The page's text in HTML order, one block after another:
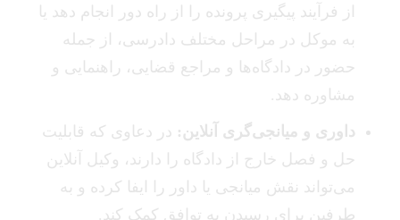
از فرآیند پیگیری پرونده را از راه دور انجام دهد یا
به موکل در مراحل مختلف دادرسی، از جمله
حضور در دادگاه‌ها و مراجع قضایی، راهنمایی و
مشاوره دهد.
داوری و میانجی‌گری آنلاین: در دعاوی که قابلیت
حل و فصل خارج از دادگاه را دارند، وکیل آنلاین
می‌تواند نقش میانجی یا داور را ایفا کرده و به
طرفین برای رسیدن به توافق کمک کند.